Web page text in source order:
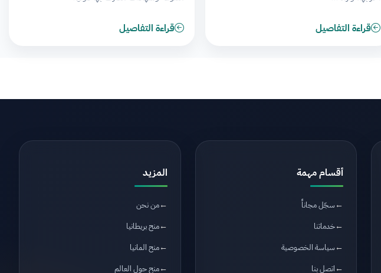
قراءة التفاصيل قراءة التفاصيل
أقسام مهمة
سجّل مجاناً
خدماتنا
سياسة الخصوصية
اتصل بنا
المزيد
من نحن
منح بريطانيا
منح المانيا
منح حول العالم